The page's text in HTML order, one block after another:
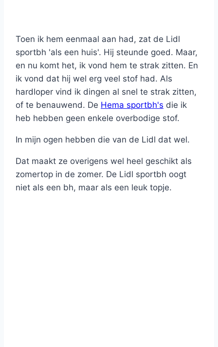
Toen ik hem eenmaal aan had, zat de Lidl
sportbh 'als een huis'. Hij steunde goed. Maar,
en nu komt het, ik vond hem te strak zitten. En
ik vond dat hij wel erg veel stof had. Als
hardloper vind ik dingen al snel te strak zitten,
of te benauwend. De Hema sportbh's die ik
heb hebben geen enkele overbodige stof.
In mijn ogen hebben die van de Lidl dat wel.
Dat maakt ze overigens wel heel geschikt als
zomertop in de zomer. De Lidl sportbh oogt
niet als een bh, maar als een leuk topje.